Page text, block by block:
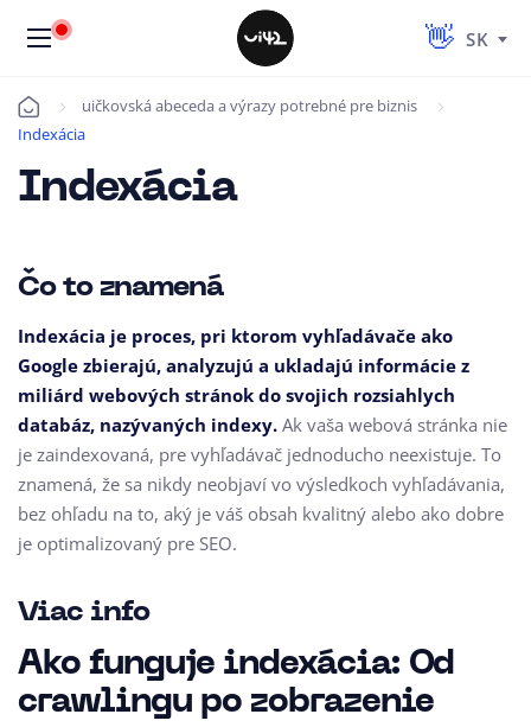
SK
Úvod
uičkovská abeceda a výrazy potrebné pre biznis
Indexácia
Indexácia
Čo to znamená
Indexácia je proces, pri ktorom vyhľadávače ako
Google zbierajú, analyzujú a ukladajú informácie z
miliárd webových stránok do svojich rozsiahlych
databáz, nazývaných indexy. Ak vaša webová stránka nie
je zaindexovaná, pre vyhľadávač jednoducho neexistuje. To
znamená, že sa nikdy neobjaví vo výsledkoch vyhľadávania,
bez ohľadu na to, aký je váš obsah kvalitný alebo ako dobre
je optimalizovaný pre SEO.
Viac info
Ako funguje indexácia: Od
crawlingu po zobrazenie